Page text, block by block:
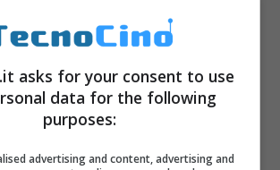
internaGuidance 3.0punta tutto
e sulla reattività oltre che su
Dunque troviamo la grafica
3D Building
e visualeBirdsEye. La
asks for your consent to use
data for the following
purposes:
advertising and content, advertising and